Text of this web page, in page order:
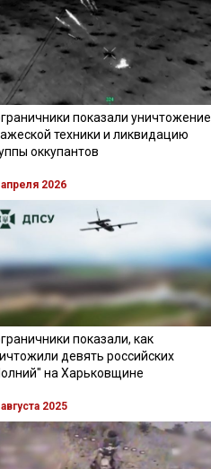
показали уничтожение
техники и ликвидацию
оккупантов
2026
показали, как
девять российских
на Харьковщине
2025